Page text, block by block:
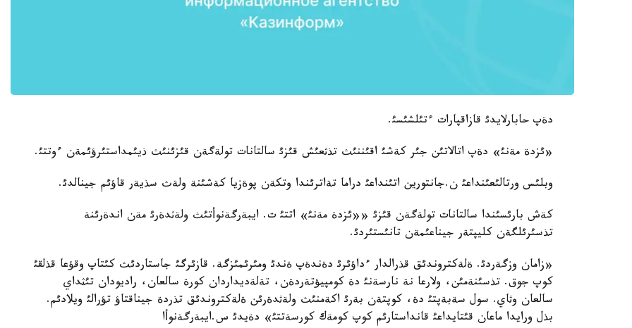
دةپ حابارلايدئ قازاقپارات ءتئلشئسئ.
«ئزدة مةنئ» دةپ اتالاتئن جئر كةشئ اقئننئث تذثعئش قئزئ سالتانات تولةگةن قئزئنئث ذيئمداستئرؤئمةن ءوتتئ.
وبلئس ورتالئعئنداعئ ن.جانتورين اتئنداعئ دراما تةاترئندا وتكةن پوةزيا كةشئنة ولةث سذيةر قاؤئم جينالدئ.
كةش بارئسئندا سالتانات تولةگةن قئزئ ««ئزدة مةنئ» اتتئ ت. ايبةرگةنوأتئث ولةثدةرئ مةن اندةرئنة
تذسئرئلگةن كليپتةر جيناعئمةن تانئستئردئ.
«زامان وزگةردئ. ةلةكتروندئق قذرالدار ءداؤئرئ دةندةپ ةندئ ومئرئمئزگة. قازئرگئ جاستاردئث كئتاپ وقؤعا قذلقئ
كوپ جوق. تذسئنةمئن، ولارعا نة نارسةنئ دة كومپيؤتةردةن، تةلةديداردان كورة سالعان، راديودان تئثداي
سالعان وثاي. سول سةبةپتئ دة، كوپتةن بةرئ اكةمنئث ولةثدةرئن ةلةكتروندئق تذردة جيناقتاؤ تؤرالئ ويلادئم.
بذل ورايدا ماعان قئتايداعئ قانداستارئم كوپ كومةك كورسةتتئ» دةيدئ س.ايبةرگةنوأا